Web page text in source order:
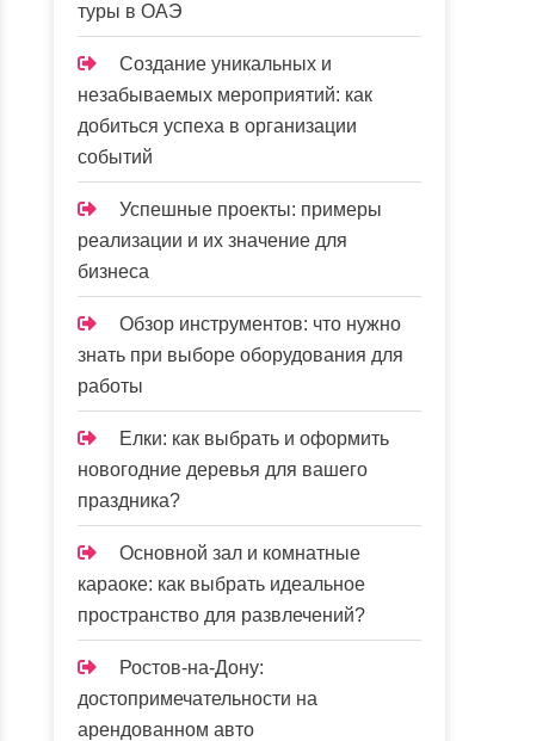
туры в ОАЭ
Создание уникальных и
незабываемых мероприятий: как
добиться успеха в организации
событий
Успешные проекты: примеры
реализации и их значение для
бизнеса
Обзор инструментов: что нужно
знать при выборе оборудования для
работы
Елки: как выбрать и оформить
новогодние деревья для вашего
праздника?
Основной зал и комнатные
караоке: как выбрать идеальное
пространство для развлечений?
Ростов-на-Дону:
достопримечательности на
арендованном авто